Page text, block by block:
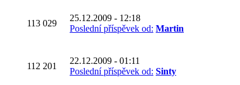
113 029
25.12.2009 - 12:18
Poslední příspěvek od: Martin
112 201
22.12.2009 - 01:11
Poslední příspěvek od: Sinty